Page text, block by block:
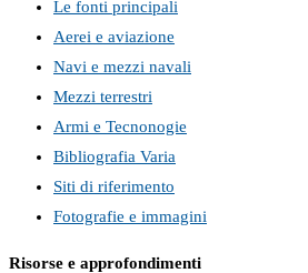
Le fonti principali
Aerei e aviazione
Navi e mezzi navali
Mezzi terrestri
Armi e Tecnonogie
Bibliografia Varia
Siti di riferimento
Fotografie e immagini
Risorse e approfondimenti